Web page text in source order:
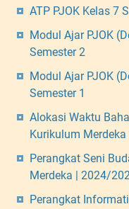
ATP PJOK Kelas 7
Modul Ajar PJOK
Semester 2
Modul Ajar PJOK
Semester 1
Alokasi Waktu
Kurikulum Merdeka
Perangkat Seni
Merdeka | 2024/
Perangkat